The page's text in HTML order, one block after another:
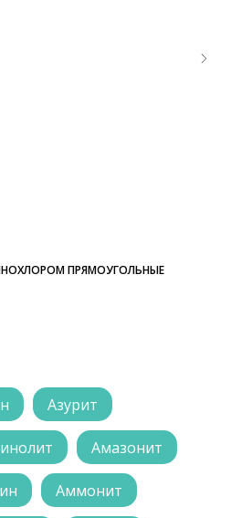
ПРЯМОУГОЛЬНЫЕ
Азурит
Амазонит
Аммонит